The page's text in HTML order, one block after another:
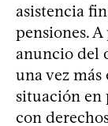
asistencia
pensiones.
anuncio del
una vez
situación en
con